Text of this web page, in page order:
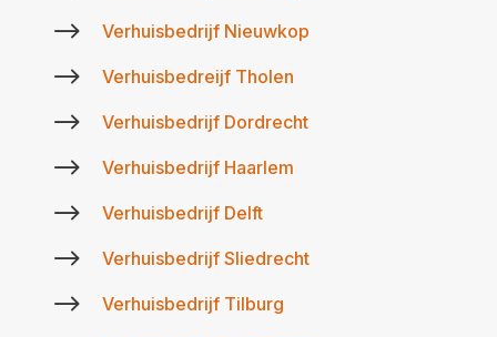
$ Verhuisbedrijf Nieuwkop
$ Verhuisbedreijf Tholen
$ Verhuisbedrijf Dordrecht
$ Verhuisbedrijf Haarlem
$ Verhuisbedrijf Delft
$ Verhuisbedrijf Sliedrecht
$ Verhuisbedrijf Tilburg